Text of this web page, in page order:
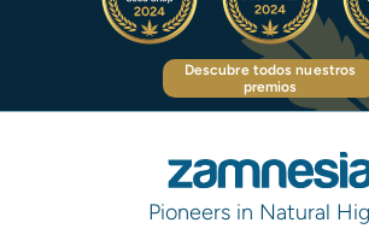
Descubre todos nuestros
premios
Pioneers in Natural